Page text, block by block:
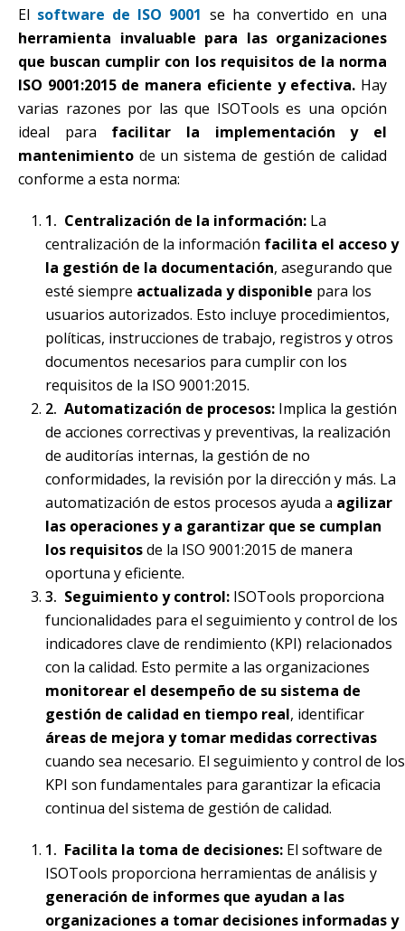
El software de ISO 9001 se ha convertido en una
herramienta invaluable para las organizaciones
que buscan cumplir con los requisitos de la norma
ISO 9001:2015 de manera eficiente y efectiva. Hay
varias razones por las que ISOTools es una opción
ideal para facilitar la implementación y el
mantenimiento de un sistema de gestión de calidad
conforme a esta norma:
Centralización de la información: La
centralización de la información facilita el acceso y
la gestión de la documentación, asegurando que
esté siempre actualizada y disponible para los
usuarios autorizados. Esto incluye procedimientos,
políticas, instrucciones de trabajo, registros y otros
documentos necesarios para cumplir con los
requisitos de la ISO 9001:2015.
Automatización de procesos: Implica la gestión
de acciones correctivas y preventivas, la realización
de auditorías internas, la gestión de no
conformidades, la revisión por la dirección y más. La
automatización de estos procesos ayuda a agilizar
las operaciones y a garantizar que se cumplan
los requisitosde la ISO 9001:2015 de manera
oportuna y eficiente.
Seguimiento y control: ISOTools proporciona
funcionalidades para el seguimiento y control de los
indicadores clave de rendimiento (KPI) relacionados
con la calidad. Esto permite a las organizaciones
monitorear el desempeño de su sistema de
gestión de calidad en tiempo real, identificar
áreas de mejora y tomar medidas correctivas
cuando sea necesario. El seguimiento y control de los
KPI son fundamentales para garantizar la eficacia
continua del sistema de gestión de calidad.
Facilita la toma de decisiones: El software de
ISOTools proporciona herramientas de análisis y
generación de informes que ayudan a las
organizaciones a tomar decisiones informadas y